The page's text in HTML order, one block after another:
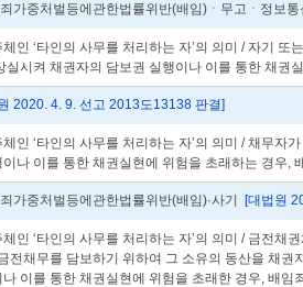
가중처벌등에관한법률위반(배임)ㆍ무고ㆍ정보
인 ‘타인의 사무를 처리하는 자’의 의미 / 자기
실시켜 채권자의 담보권 실행이나 이를 통한 채권
2020. 4. 9. 선고 2013도13138 판결]
인 ‘타인의 사무를 처리하는 자’의 의미 / 채무
이나 이를 통한 채권실현에 위험을 초래하는 경우,
가중처벌등에관한법률위반(배임)·사기 [대법원
인 ‘타인의 사무를 처리하는 자’의 의미 / 금전
전채무를 담보하기 위하여 그 소유의 동산을 채
나 이를 통한 채권실현에 위험을 초래한 경우, 배임